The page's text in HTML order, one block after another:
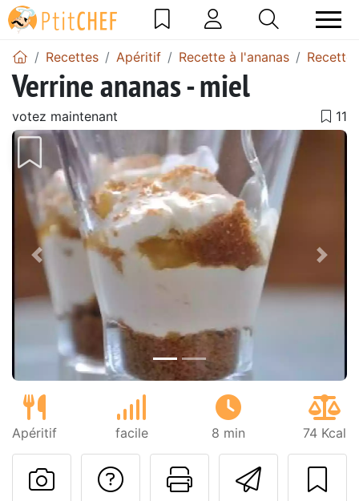
Recettes Apéritif Recette à l'ananas
Verrine ananas - miel
votez maintenant
Précédent
Apéritif facile 8 min 74 Kcal
Imprimer
Poser une